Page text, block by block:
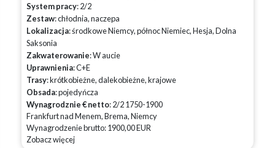
System pracy: 2/2
Zestaw: chłodnia, naczepa
Lokalizacja: środkowe Niemcy, północ Niemiec, Hesja, Dolna
Saksonia
Zakwaterowanie: W aucie
Uprawnienia: C+E
Trasy: krótkobieżne, dalekobieżne, krajowe
Obsada: pojedyńcza
Wynagrodznie € netto: 2/2 1750-1900
Frankfurt nad Menem, Brema, Niemcy
Wynagrodzenie brutto: 1900,00 EUR
Zobacz więcej